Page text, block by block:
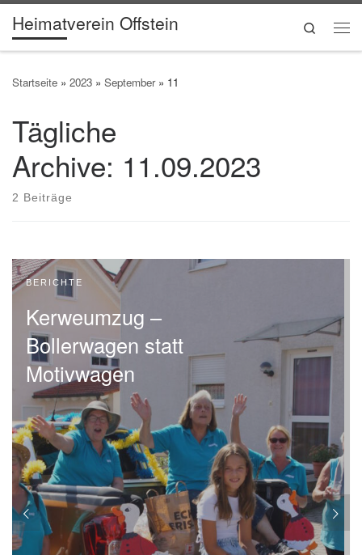
Zum Inhalt springen
Heimatverein Offstein
Search
Startseite » 2023 » September » 11
Tägliche
Archive: 11.09.2023
2 Beiträge
BERICHTE
Kerweumzug –
Bollerwagen statt
Motivwagen